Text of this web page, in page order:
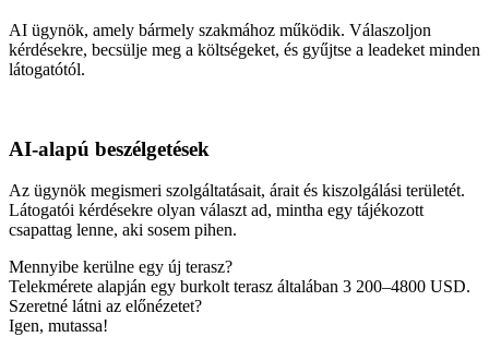
AI ügynök, amely bármely szakmához működik. Válaszoljon
kérdésekre, becsülje meg a költségeket, és gyűjtse a leadeket minden
látogatótól.
AI-alapú beszélgetések
Az ügynök megismeri szolgáltatásait, árait és kiszolgálási területét.
Látogatói kérdésekre olyan választ ad, mintha egy tájékozott
csapattag lenne, aki sosem pihen.
Mennyibe kerülne egy új terasz?
Telekmérete alapján egy burkolt terasz általában 3 200–4800 USD.
Szeretné látni az előnézetet?
Igen, mutassa!